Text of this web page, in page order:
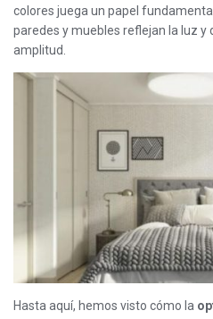
colores juega un papel
paredes y muebles reflejan la luz y
amplitud.
Hasta aquí, hemos visto cómo la